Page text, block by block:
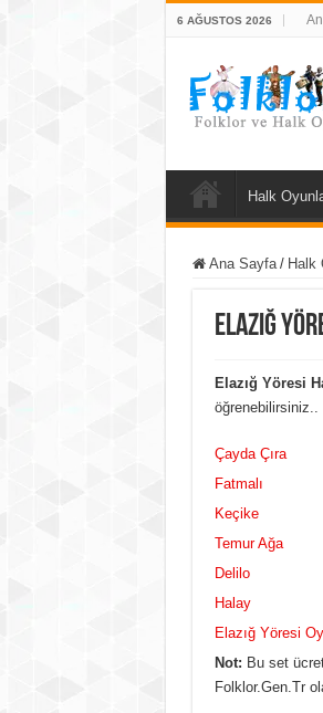
6 AĞUSTOS 2026
Halk
Ana Sayfa / Halk
Elazığ
Elazığ Yöresi
öğrenebilirsiniz..
Çayda Çıra
Fatmalı
Keçike
Temur Ağa
Delilo
Halay
Elazığ Yöresi
Not: Bu set
Folklor.Gen.Tr